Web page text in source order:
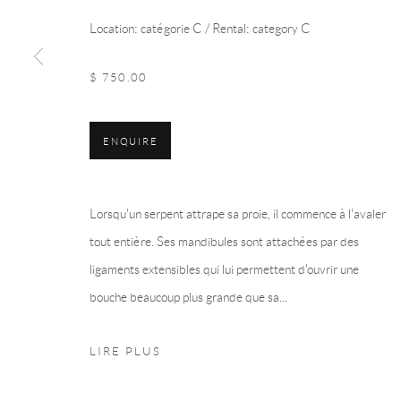
Location: catégorie C / Rental: category C
$ 750.00
ENQUIRE
Lorsqu'un serpent attrape sa proie, il commence à l'avaler
tout entière. Ses mandibules sont attachées par des
ligaments extensibles qui lui permettent d'ouvrir une
bouche beaucoup plus grande que sa...
LIRE PLUS